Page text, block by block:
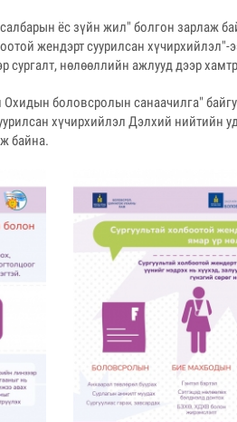
ёс зүйн жил" болгон зарлаж
жендэрт суурилсан хүчирхийлэл"-
сургалт, нөлөөллийн ажлууд дээр
боловсролын санаачилга"
хүчирхийлэл Дэлхий нийтийн
байна.